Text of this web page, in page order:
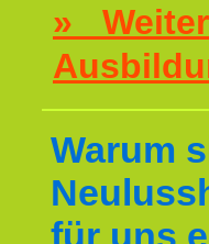
»
Warum
für uns